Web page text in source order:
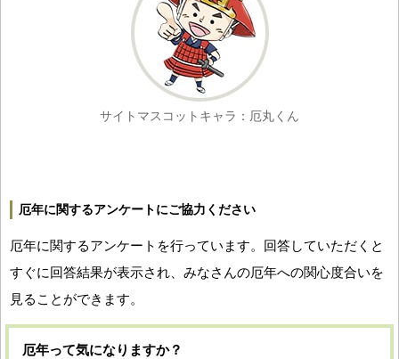
サイトマスコットキャラ：厄丸くん
厄年に関するアンケートにご協力ください
厄年に関するアンケートを行っています。回答していただくと
すぐに回答結果が表示され、みなさんの厄年への関心度合いを
見ることができます。
厄年って気になりますか？